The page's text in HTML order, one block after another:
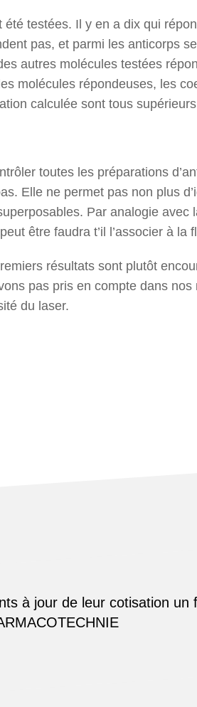
testées. Il y en a dix qui
pas, et parmi les anticorps
autres molécules testées
molécules répondeuses, les
calculée sont tous
toutes les préparations
Elle ne permet pas non plus
Par analogie avec
être faudra t’il l’associer à la
résultats sont plutôt
pas pris en compte dans nos
du laser.
à jour de leur cotisation un